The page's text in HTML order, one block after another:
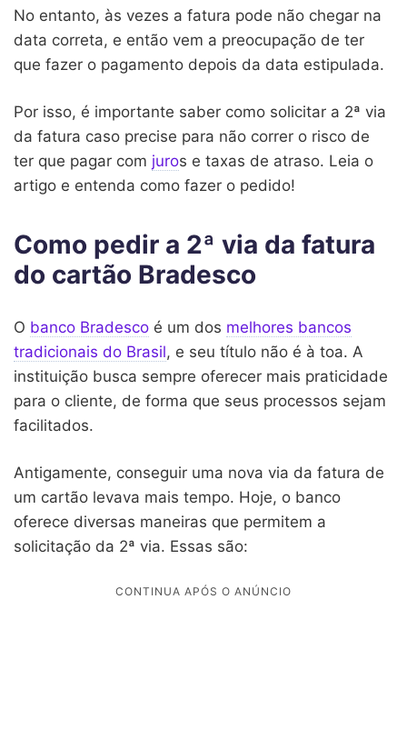
No entanto, às vezes a fatura pode não chegar na
data correta, e então vem a preocupação de ter
que fazer o pagamento depois da data estipulada.
Por isso, é importante saber como solicitar a 2ª via
da fatura caso precise para não correr o risco de
ter que pagar com juros e taxas de atraso. Leia o
artigo e entenda como fazer o pedido!
Como pedir a 2ª via da fatura
do cartão Bradesco
O banco Bradesco é um dos melhores bancos
tradicionais do Brasil, e seu título não é à toa. A
instituição busca sempre oferecer mais praticidade
para o cliente, de forma que seus processos sejam
facilitados.
Antigamente, conseguir uma nova via da fatura de
um cartão levava mais tempo. Hoje, o banco
oferece diversas maneiras que permitem a
solicitação da 2ª via. Essas são: